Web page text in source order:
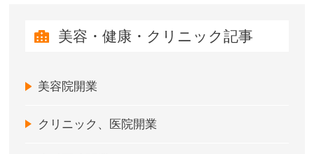
美容・健康・クリニック記事
美容院開業
クリニック、医院開業